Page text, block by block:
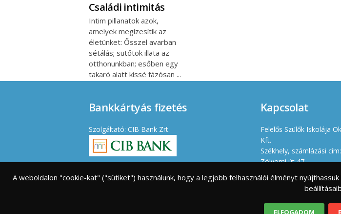
Családi intimitás
Intim pillanatok azok,
amelyek megízesítik az
életünket: Ősszel avarban
sétálás; sütőtök illata az
otthonunkban; esőben egy
takaró alatt kissé fázósan
Bankkártyás fizetés
Szolgáltató: CIB Bank Zrt.
Kapcsolat
Felelős Szülők Iskolája
Kft.
Székhely, számlázási
Zólyomi út 47.
Cégjegyzékszám: 01 09
Adószám: 23461176-2-43
A weboldalon "cookie-kat" ("sütiket") használunk, hogy a legjobb felhasználói élményt
ELFOGADOM